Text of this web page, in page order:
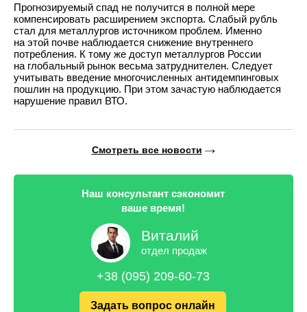
Прогнозируемый спад не получится в полной мере
компенсировать расширением экспорта. Слабый рубль
стал для металлургов источником проблем. Именно
на этой почве наблюдается снижение внутреннего
потребления. К тому же доступ металлургов России
на глобальный рынок весьма затруднителен. Следует
учитывать введение многочисленных антидемпинговых
пошлин на продукцию. При этом зачастую наблюдается
нарушение правил ВТО.
Смотреть все новости
Наш консультант сэкономит
ваше время!
Виталий
отдел продаж
+38 (095) 209-60-73
Задать вопрос онлайн